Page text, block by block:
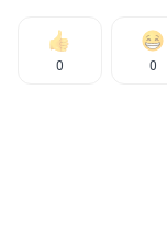
0 0